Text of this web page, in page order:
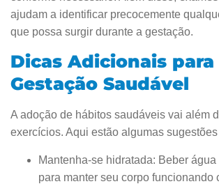
ajudam a identificar precocemente
que possa surgir durante a gestação.
Dicas Adicionais para
Gestação Saudável
A adoção de hábitos saudáveis vai além
exercícios. Aqui estão algumas
Mantenha-se hidratada: Beber água
para manter seu corpo funcionando